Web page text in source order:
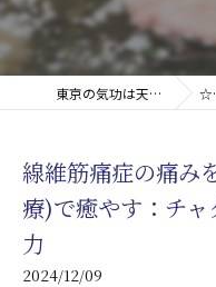
東京の気功は天啓気療院(天啓気功療法治療院) ☆コラム
線維筋痛症の痛み
療)で癒やす：チ
力
2024/12/09